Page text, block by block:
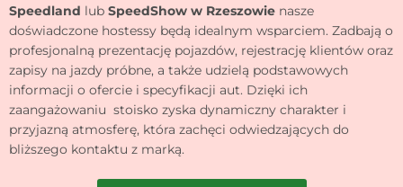
Speedland lub SpeedShow w Rzeszowie nasze
doświadczone hostessy będą idealnym wsparciem. Zadbają o
profesjonalną prezentację pojazdów, rejestrację klientów oraz
zapisy na jazdy próbne, a także udzielą podstawowych
informacji o ofercie i specyfikacji aut. Dzięki ich
zaangażowaniu stoisko zyska dynamiczny charakter i
przyjazną atmosferę, która zachęci odwiedzających do
bliższego kontaktu z marką.